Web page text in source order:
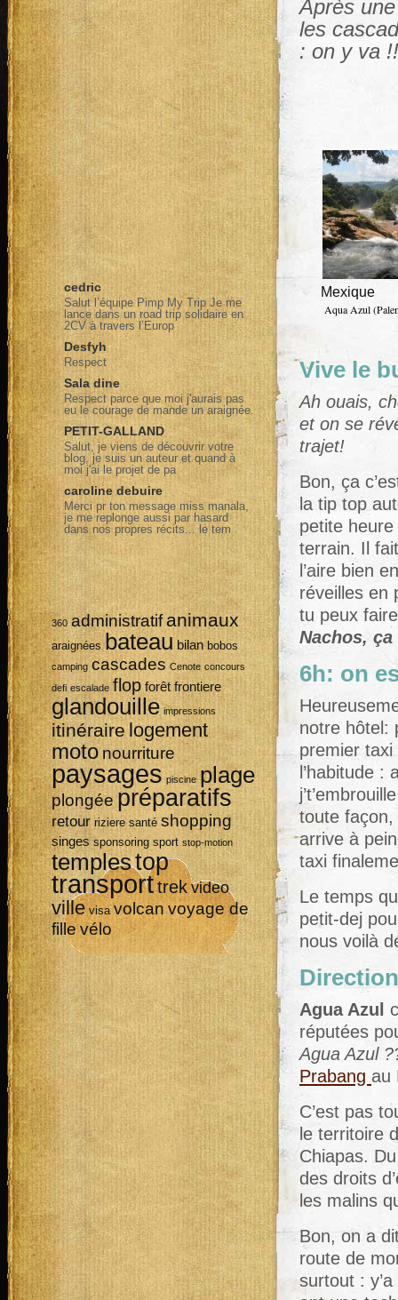
Après
les
: on y va
Mexique
Aqua Azul
Vive le
Ah ouais,
et on se
trajet!
Bon, ça
la tip top
petite
terrain. Il
l’aire bien
réveilles en
tu peux
Nachos,
6h: on
notre hôtel:
premier
l’habitude
toute façon,
arrive à
taxi
Le temps
petit-dej
nous voilà
Agua Azul
réputées
Agua Azul
Prabang au
C’est pas
le territoire
Chiapas.
des droits
les malins
Bon, on a
route de
surtout :
cedric
Salut l’équipe Pimp My Trip Je me
lance dans un road trip solidaire en
2CV à travers l’Europ
Desfyh
Respect
Sala dine
Respect parce que moi j'aurais pas
eu le courage de mande un araignée.
PETIT-GALLAND
Salut, je viens de découvrir votre
blog, je suis un auteur et quand à
moi j'ai le projet de pa
caroline debuire
Merci pr ton message miss manala,
je me replonge aussi par hasard
dans nos propres récits... le tem
360 administratifanimaux
araignées bateau bilan bobos
camping cascades Cenote concours
defi escalade flop forêt frontiere
glandouille impressions
itinéraire logement
moto nourriture
paysages piscine plage
plongée préparatifs
retour riziere santé shopping
singes sponsoring sport stop-motion
templestop
transporttrek video
ville visa volcanvoyage de
fillevélo